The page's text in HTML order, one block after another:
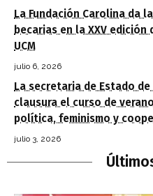
La Fundación Carolina da
becarias en la XXV
UCM
julio 6, 2026
La secretaria de Estado
clausura el curso de
política, feminismo y
julio 3, 2026